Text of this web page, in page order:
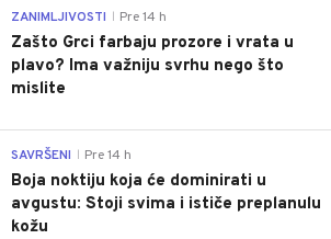
ZANIMLJIVOSTI Pre 14 h
Zašto Grci farbaju prozore i vrata u
plavo? Ima važniju svrhu nego što
mislite
SAVRŠENI Pre 14 h
Boja noktiju koja će dominirati u
avgustu: Stoji svima i ističe preplanulu
kožu